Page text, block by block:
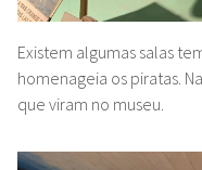
Existem algumas salas
homenageia os piratas.
que viram no museu.